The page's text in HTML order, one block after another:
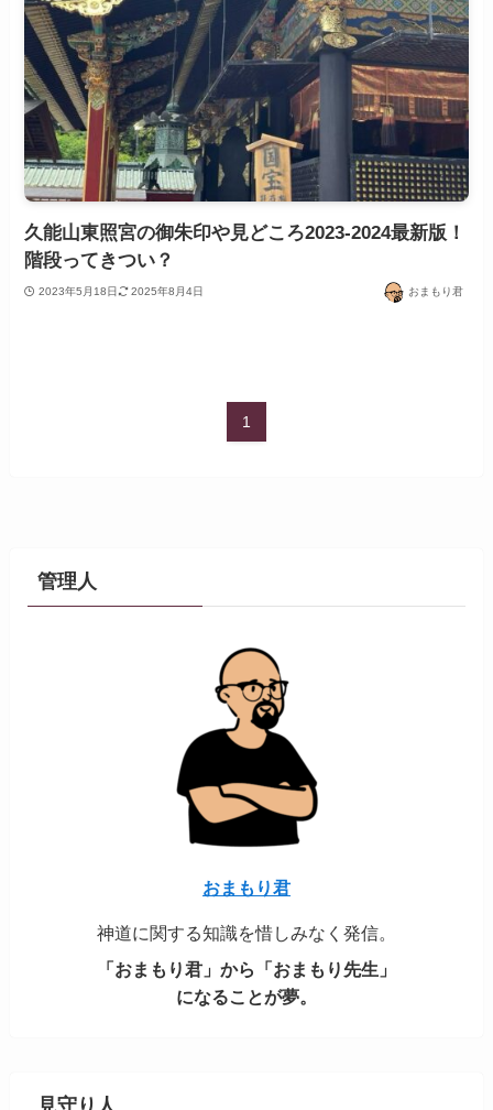
久能山東照宮の御朱印や見どころ2023-2024最新版！
階段ってきつい？
2023年5月18日 2025年8月4日 おまもり君
1
管理人
おまもり君
神道に関する知識を惜しみなく発信。
「おまもり君」から「おまもり先生」
になることが夢。